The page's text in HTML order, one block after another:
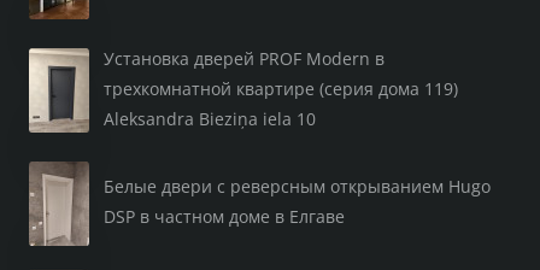
Установка дверей PROF Modern в
трехкомнатной квартире (серия дома 119)
Aleksandra Bieziņa iela 10
Белые двери с реверсным открыванием Hugo
DSP в частном доме в Елгаве